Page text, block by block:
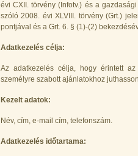
évi CXII. törvény (Infotv.) és a
szóló 2008. évi XLVIII. törvény (Grt.)
pontjával és a Grt. 6. § (1)-(2)
Adatkezelés célja:
Az adatkezelés célja, hogy érintett
személyre szabott ajánlatokhoz
Kezelt adatok:
Név, cím, e-mail cím, telefonszám.
Adatkezelés időtartama: